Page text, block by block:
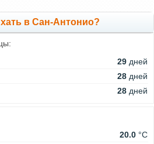
в Сан-Антонио?
29 дней
28 дней
28 дней
20.0 °C